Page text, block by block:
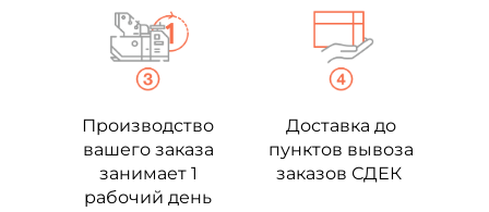
Производство
вашего заказа
занимает 1
рабочий день
Доставка до
пунктов вывоза
заказов СДЕК